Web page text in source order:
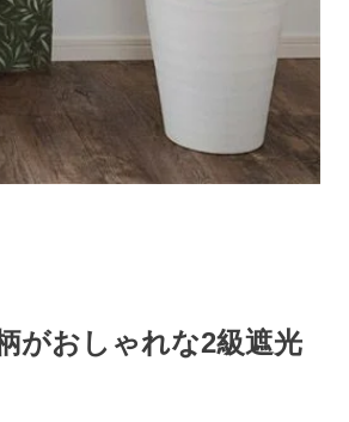
がおしゃれな2級遮光